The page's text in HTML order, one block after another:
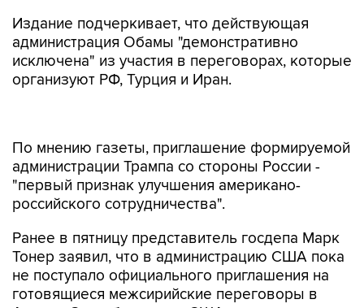
Издание подчеркивает, что действующая
администрация Обамы "демонстративно
исключена" из участия в переговорах, которые
организуют РФ, Турция и Иран.
"первый признак улучшения американо-
российского сотрудничества".
Ранее в пятницу представитель госдепа Марк
не поступало официального приглашения на
готовящиеся межсирийские переговоры в
Астане. Он добавил, что США поддерживают
контакт с Россией и Турцией по данной теме.